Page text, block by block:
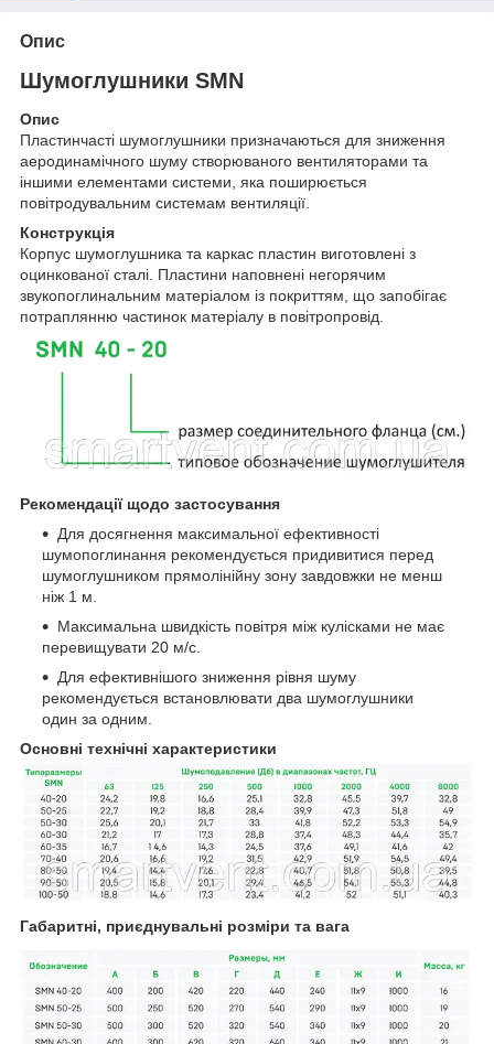
Опис
Шумоглушники SMN
Опис
Пластинчасті шумоглушники призначаються для зниження
аеродинамічного шуму створюваного вентиляторами та
іншими елементами системи, яка поширюється
повітродувальним системам вентиляції.
Конструкція
Корпус шумоглушника та каркас пластин виготовлені з
оцинкованої сталі. Пластини наповнені негорячим
звукопоглинальним матеріалом із покриттям, що запобігає
потраплянню частинок матеріалу в повітропровід.
Рекомендації щодо застосування
Для досягнення максимальної ефективності
шумопоглинання рекомендується придивитися перед
шумоглушником прямолінійну зону завдовжки не менш
ніж 1 м.
Максимальна швидкість повітря між кулісками не має
перевищувати 20 м/с.
Для ефективнішого зниження рівня шуму
рекомендується встановлювати два шумоглушники
один за одним.
Основні технічні характеристики
Габаритні, приєднувальні розміри та вага